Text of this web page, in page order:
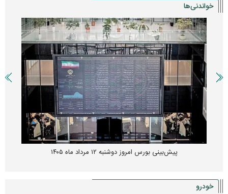
خواندنی‌ها
پیش‌بینی بورس امروز دوشنبه ۱۲ مرداد ماه ۱۴۰۵
خودرو